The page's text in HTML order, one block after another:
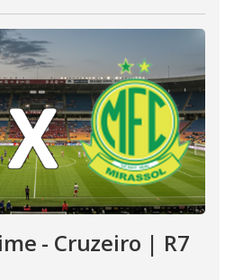
- Cruzeiro | R7